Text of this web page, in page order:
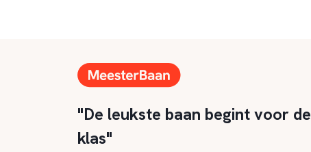
"De leukste baan begint voor de
klas"